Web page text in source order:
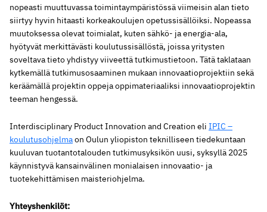
nopeasti muuttuvassa toimintaympäristössä viimeisin alan tieto
siirtyy hyvin hitaasti korkeakoulujen opetussisällöiksi. Nopeassa
muutoksessa olevat toimialat, kuten sähkö- ja energia-ala,
hyötyvät merkittävästi koulutussisällöstä, joissa yritysten
soveltava tieto yhdistyy viiveettä tutkimustietoon. Tätä taklataan
kytkemällä tutkimusosaaminen mukaan innovaatioprojektiin sekä
keräämällä projektin oppeja oppimateriaaliksi innovaatioprojektin
teeman hengessä.
Interdisciplinary Product Innovation and Creation eli IPIC –
koulutusohjelmaon Oulun yliopiston teknilliseen tiedekuntaan
kuuluvan tuotantotalouden tutkimusyksikön uusi, syksyllä 2025
käynnistyvä kansainvälinen monialaisen innovaatio- ja
tuotekehittämisen maisteriohjelma.
Yhteyshenkilöt: